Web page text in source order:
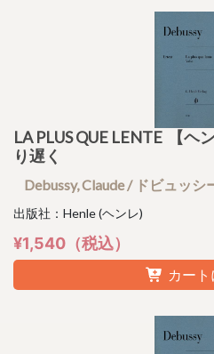
LA PLUS QUE LENTE 【ヘ
り遅く
Debussy, Claude / ドビュッシ
出版社：Henle (ヘンレ)
¥1,540（税込）
カー